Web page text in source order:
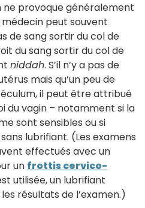
ne provoque généralement
peut souvent
de sang sortir du col de
du sang sortir du col de
niddah. S’il n’y a pas de
mais qu’un peu de
il peut être attribué
du vagin – notamment si la
sont sensibles ou si
lubrifiant. (Les examens
effectués avec un
un frottis cervico-
utilisée, un lubrifiant
résultats de l’examen.)